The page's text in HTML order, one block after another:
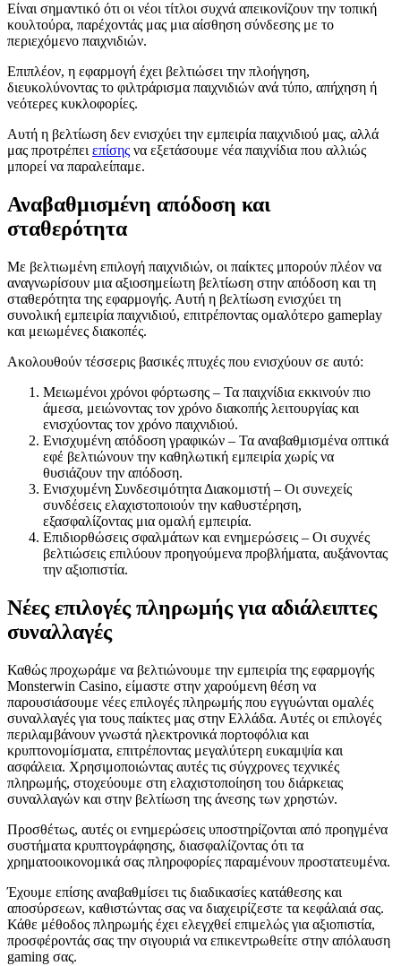
Είναι σημαντικό ότι οι νέοι τίτλοι συχνά απεικονίζουν την τοπική
κουλτούρα, παρέχοντάς μας μια αίσθηση σύνδεσης με το
περιεχόμενο παιχνιδιών.
Επιπλέον, η εφαρμογή έχει βελτιώσει την πλοήγηση,
διευκολύνοντας το φιλτράρισμα παιχνιδιών ανά τύπο, απήχηση ή
νεότερες κυκλοφορίες.
Αυτή η βελτίωση δεν ενισχύει την εμπειρία παιχνιδιού μας, αλλά
μας προτρέπει επίσης να εξετάσουμε νέα παιχνίδια που αλλιώς
μπορεί να παραλείπαμε.
Αναβαθμισμένη απόδοση και
σταθερότητα
Με βελτιωμένη επιλογή παιχνιδιών, οι παίκτες μπορούν πλέον να
αναγνωρίσουν μια αξιοσημείωτη βελτίωση στην απόδοση και τη
σταθερότητα της εφαρμογής. Αυτή η βελτίωση ενισχύει τη
συνολική εμπειρία παιχνιδιού, επιτρέποντας ομαλότερο gameplay
και μειωμένες διακοπές.
Ακολουθούν τέσσερις βασικές πτυχές που ενισχύουν σε αυτό:
Μειωμένοι χρόνοι φόρτωσης – Τα παιχνίδια εκκινούν πιο
άμεσα, μειώνοντας τον χρόνο διακοπής λειτουργίας και
ενισχύοντας τον χρόνο παιχνιδιού.
Ενισχυμένη απόδοση γραφικών – Τα αναβαθμισμένα οπτικά
εφέ βελτιώνουν την καθηλωτική εμπειρία χωρίς να
θυσιάζουν την απόδοση.
Ενισχυμένη Συνδεσιμότητα Διακομιστή – Οι συνεχείς
συνδέσεις ελαχιστοποιούν την καθυστέρηση,
εξασφαλίζοντας μια ομαλή εμπειρία.
Επιδιορθώσεις σφαλμάτων και ενημερώσεις – Οι συχνές
βελτιώσεις επιλύουν προηγούμενα προβλήματα, αυξάνοντας
την αξιοπιστία.
Νέες επιλογές πληρωμής για αδιάλειπτες
συναλλαγές
Καθώς προχωράμε να βελτιώνουμε την εμπειρία της εφαρμογής
Monsterwin Casino, είμαστε στην χαρούμενη θέση να
παρουσιάσουμε νέες επιλογές πληρωμής που εγγυώνται ομαλές
συναλλαγές για τους παίκτες μας στην Ελλάδα. Αυτές οι επιλογές
περιλαμβάνουν γνωστά ηλεκτρονικά πορτοφόλια και
κρυπτονομίσματα, επιτρέποντας μεγαλύτερη ευκαμψία και
ασφάλεια. Χρησιμοποιώντας αυτές τις σύγχρονες τεχνικές
πληρωμής, στοχεύουμε στη ελαχιστοποίηση του διάρκειας
συναλλαγών και στην βελτίωση της άνεσης των χρηστών.
Προσθέτως, αυτές οι ενημερώσεις υποστηρίζονται από προηγμένα
συστήματα κρυπτογράφησης, διασφαλίζοντας ότι τα
χρηματοοικονομικά σας πληροφορίες παραμένουν προστατευμένα.
Έχουμε επίσης αναβαθμίσει τις διαδικασίες κατάθεσης και
αποσύρσεων, καθιστώντας σας να διαχειρίζεστε τα κεφάλαιά σας.
Κάθε μέθοδος πληρωμής έχει ελεγχθεί επιμελώς για αξιοπιστία,
προσφέροντάς σας την σιγουριά να επικεντρωθείτε στην απόλαυση
gaming σας.